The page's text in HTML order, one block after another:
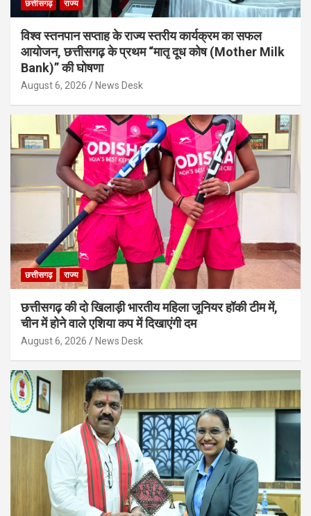
छत्तीसगढ़ राज्य
विश्व स्तनपान सप्ताह के राज्य स्तरीय कार्यक्रम का सफल
आयोजन, छत्तीसगढ़ के प्रथम “मातृ दूध कोष (Mother Milk
Bank)” की घोषणा
August 6, 2026 News Desk
छत्तीसगढ़ राज्य
छत्तीसगढ़ की दो खिलाड़ी भारतीय महिला जूनियर हॉकी टीम में,
चीन में होने वाले एशिया कप में दिखाएंगी दम
August 6, 2026 News Desk